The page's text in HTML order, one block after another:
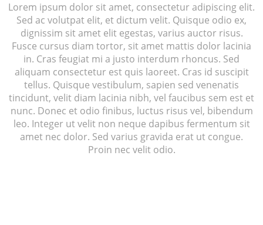
Lorem ipsum dolor sit amet, consectetur adipiscing elit.
Sed ac volutpat elit, et dictum velit. Quisque odio ex,
dignissim sit amet elit egestas, varius auctor risus.
Fusce cursus diam tortor, sit amet mattis dolor lacinia
in. Cras feugiat mi a justo interdum rhoncus. Sed
aliquam consectetur est quis laoreet. Cras id suscipit
tellus. Quisque vestibulum, sapien sed venenatis
tincidunt, velit diam lacinia nibh, vel faucibus sem est et
nunc. Donec et odio finibus, luctus risus vel, bibendum
leo. Integer ut velit non neque dapibus fermentum sit
amet nec dolor. Sed varius gravida erat ut congue.
Proin nec velit odio.